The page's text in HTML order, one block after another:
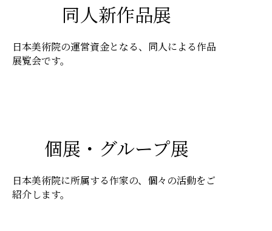
同人新作品展
日本美術院の運営資金となる、同人による作品
展覧会です。
個展・グループ展
日本美術院に所属する作家の、個々の活動をご
紹介します。